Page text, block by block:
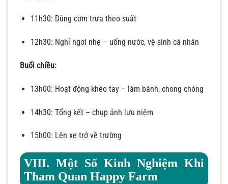
11h30: Dùng cơm trưa theo suất
12h30: Nghỉ ngơi nhẹ – uống nước, vệ sinh cá nhân
Buổi chiều:
13h00: Hoạt động khéo tay – làm bánh, chong chóng
14h30: Tổng kết – chụp ảnh lưu niệm
15h00: Lên xe trở về trường
VIII. Một Số Kinh Nghiệm Khi
Tham Quan Happy Farm